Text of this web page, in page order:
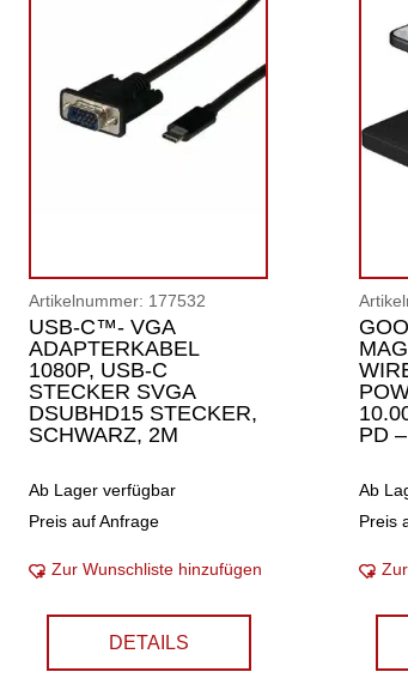
Artikelnummer: 177532
USB-C™- VGA
ADAPTERKABEL
1080P, USB-C
STECKER SVGA
DSUBHD15 STECKER,
SCHWARZ, 2M
Ab Lager verfügbar
Preis auf Anfrage
Zur Wunschliste hinzufügen
DETAILS
PD
Ab
Preis